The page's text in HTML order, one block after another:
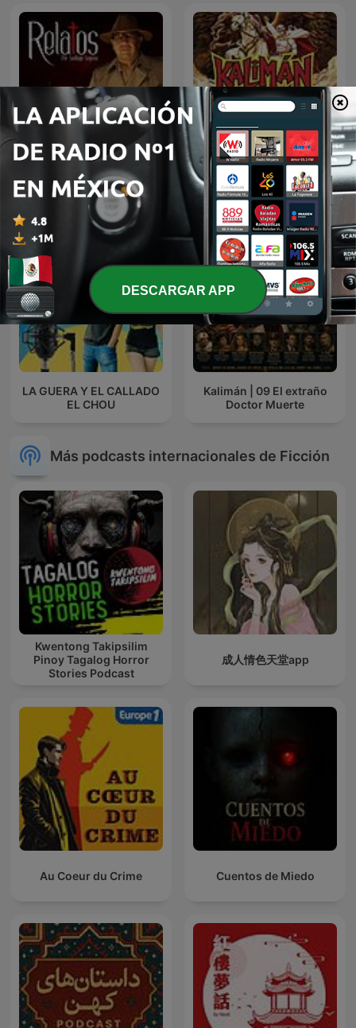
Relatos por Santiago
Segovia
Kalimán | 01 Los
Profanadores de Tumbas
-1963
LA GUERA Y EL CALLADO
EL CHOU
Kalimán | 09 El extraño
Doctor Muerte
Más podcasts internacionales de Ficción
Kwentong Takipsilim
Pinoy Tagalog Horror
Stories Podcast
成人情色天堂app
Au Coeur du Crime Cuentos de Miedo
DESCARGAR APP